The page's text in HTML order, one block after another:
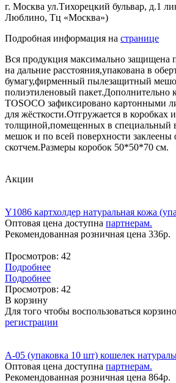
г. Москва ул.Тихорецкий бульвар, д.1
Люблино, Тц «Москва»)
Подробная информация на странице
Вся продукция максимально защищена
на дальние расстояния,упакована в
бумагу,фирменный пылезащитный
полиэтиленовый пакет.Дополнительно
TOSOCO зафиксировано картонными
для жёсткости.Отгружается в коробках
толщиной,помещенных в специальный
мешок и по всей поверхности
скотчем.Размеры коробок 50*50*70 см.
Акции
Y1086 картхолдер натуральная кожа
Оптовая цена доступна партнерам.
Рекомендованная розничная цена 336р.
Просмотров: 42
Подробнее
Подробнее
Просмотров: 42
В корзину
Для того чтобы воспользоваться
регистрации
A-05 (упаковка 10 шт) кошелек
Оптовая цена доступна партнерам.
Рекомендованная розничная цена 864р.